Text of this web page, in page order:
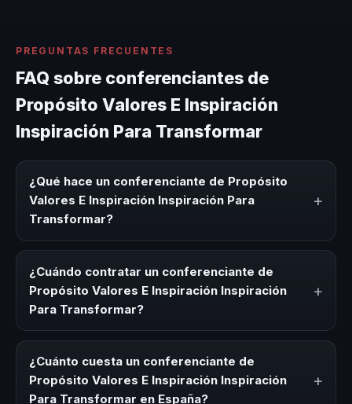
PREGUNTAS FRECUENTES
FAQ sobre conferenciantes de
Propósito Valores E Inspiración
Inspiración Para Transformar
¿Qué hace un conferenciante de Propósito
Valores E Inspiración Inspiración Para
Transformar?
+
Inspiración Para Transformar es un experto que comparte
conocimiento, estrategias y experiencias sobre este tema
en eventos corporativos, convenciones y seminarios. Su
objetivo es generar reflexión, inspiración y herramientas
aplicables para la audiencia.
¿Cuándo contratar un conferenciante de
Propósito Valores E Inspiración Inspiración
Para Transformar?
+
E Inspiración Inspiración Para Transformar para kick-offs,
convenciones anuales, programas de desarrollo, eventos
de integración o cuando tu organización necesita
¿Cuánto cuesta un conferenciante de
Propósito Valores E Inspiración Inspiración
Para Transformar en España?
+